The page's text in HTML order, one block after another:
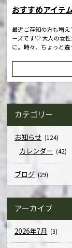
おすすめアイ
最近ご存知の方も増
ーズです♡ 大人の女
に。時々、ちょっと
カテゴリー
お知らせ (124)
カレンダー (42)
ブログ (29)
アーカイブ
2026年7月 (3)